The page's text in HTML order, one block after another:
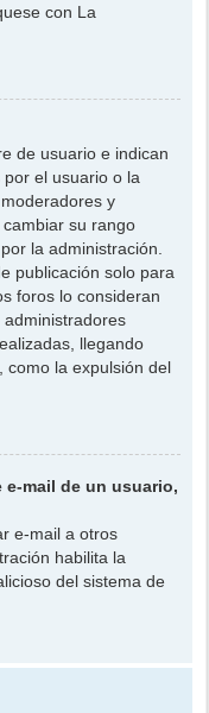
con La
de usuario e indican
el usuario o la
y
su rango
la administración.
publicación solo para
foros lo consideran
llegando
como la expulsión del
mail de un usuario,
e-mail a otros
habilita la
del sistema de